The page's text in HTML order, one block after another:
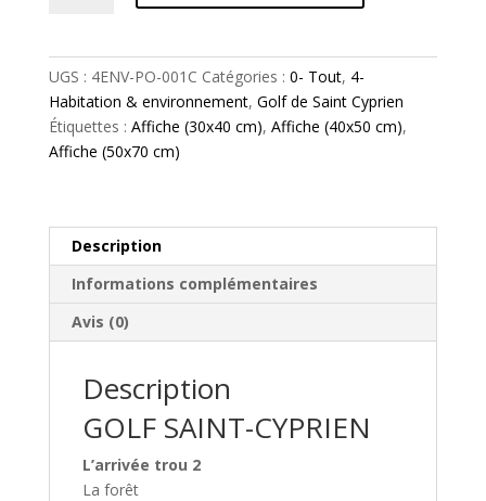
Trou
2
UGS : 4ENV-PO-001C Catégories : 0- Tout, 4-
Habitation & environnement, Golf de Saint Cyprien
Étiquettes : Affiche (30x40 cm), Affiche (40x50 cm),
Affiche (50x70 cm)
Description
Informations complémentaires
Avis (0)
Description
GOLF SAINT-CYPRIEN
L’arrivée trou 2
La forêt